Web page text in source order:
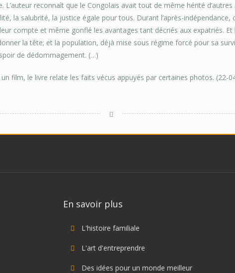
L’auteur reconnaît que le Congolais avait tout de même hérité
la salubrité, la justice égale pour tous. Durant l’après-
compte et même gonflé les avantages tant décriés aux expatriés.
la tête; et la population, déjà mise sous régime forcé pour sa
de dédommagement. (…)
film, le livre relate les faits vécus appuyés par certaines photos. (22-
En savoir plus
L'histoire familiale
L'art d'entreprendre
Des idées pour un monde meilleur